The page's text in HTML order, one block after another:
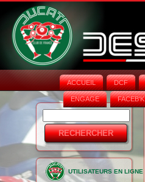
ACCUEIL DCF
ENGAGE FACEB'K
Formulaire
de
recherche
UTILISATEURS EN LIGNE